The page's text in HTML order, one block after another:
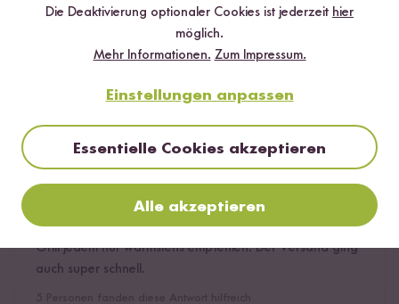
07.05.2025
Ich bin wirklich begeistert von diesem Hotpot Grill! Die
hochwertig verarbeitet. Sowohl der Grillbereich als auch
konstant. Perfekt für einen gemütlichen Abend mit
Freunden! Das Design ist durchdacht und die Reinigung
danach überraschend einfach. Ich kann diesen Hotpot
Grill jedem nur wärmstens empfehlen. Der Versand ging
auch super schnell.
Die Deaktivierung optionaler Cookies ist jederzeit hier
möglich.
Mehr Informationen. Zum Impressum.
Einstellungen anpassen
Essentielle Cookies akzeptieren
Alle akzeptieren